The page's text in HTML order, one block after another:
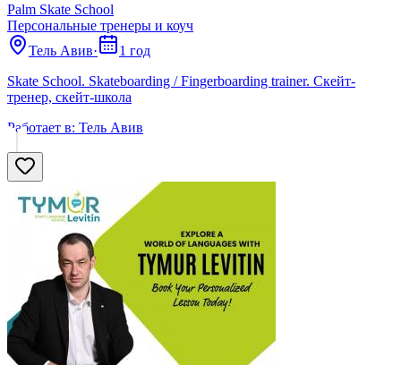
Palm Skate School
Персональные тренеры и коуч
Тель Авив·
1 год
Skate School. Skateboarding / Fingerboarding trainer. Скейт-
тренер, скейт-школа
Работает в: Тель Авив